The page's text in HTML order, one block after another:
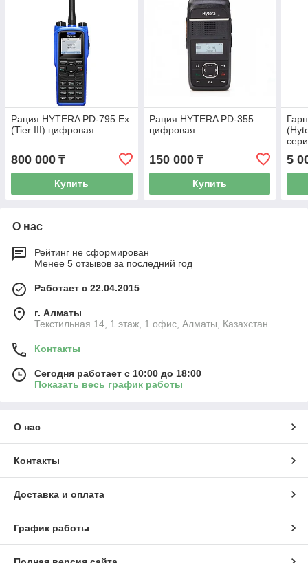
Рация HYTERA PD-795 Ex
(Tier III) цифровая
800 000 ₸
Купить
Рация HYTERA PD-355
цифровая
150 000₸
Купить
5
О нас
Рейтинг не сформирован
Менее 5 отзывов за последний год
Работает с 22.04.2015
г. Алматы
Текстильная 14, 1 этаж, 1 офис, Алматы, Казахстан
Контакты
Сегодня работает с 10:00 до 18:00
Показать весь график работы
О нас
Контакты
Доставка и оплата
График работы